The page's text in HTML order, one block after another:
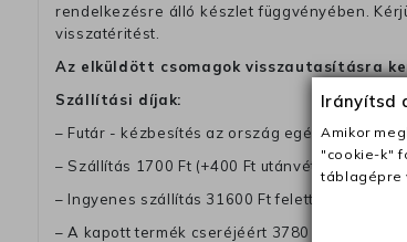
rendelkezésre álló készlet függvényében.
visszatéritést.
Az elküldött csomagok visszautasításra
Szállítási díjak:
– Futár - kézbesítés az ország egész
– Szállítás 1700 Ft (+400 Ft utánvéttel)
– Ingyenes szállítás 31600 Ft feletti
– A kapott termék cseréjéért 3780 Ft szállítási
Irányítsd
Amikor
"cookie-k"
táblagépre